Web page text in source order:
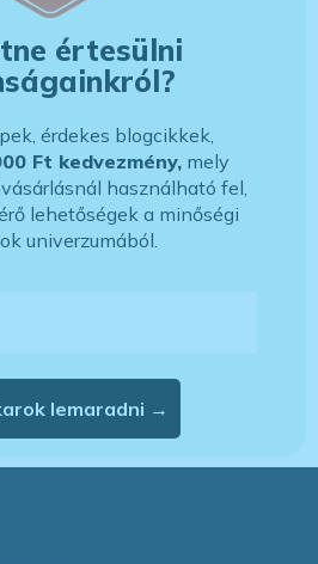
értesülni
érdekes blogcikkek,
Ft kedvezmény, mely
használható fel,
lehetőségek a minőségi
univerzumából.
Nem akarok lemaradni →